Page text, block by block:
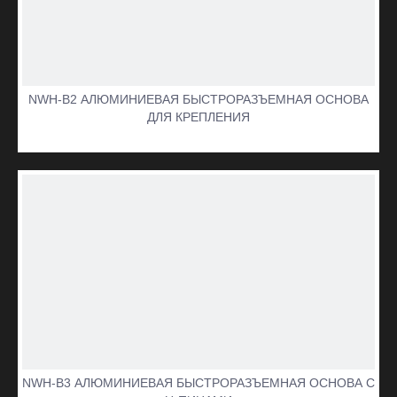
NWH-B2 АЛЮМИНИЕВАЯ БЫСТРОРАЗЪЕМНАЯ ОСНОВА
ДЛЯ КРЕПЛЕНИЯ
NWH-B3 АЛЮМИНИЕВАЯ БЫСТРОРАЗЪЕМНАЯ ОСНОВА С